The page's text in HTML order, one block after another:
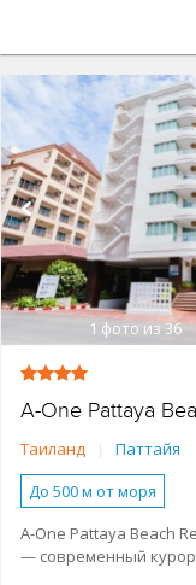
1 фото из 36
Таиланд
Паттайя
До 500 м от моря
Наличие
инфраструктуры
A-One Pattaya Beach
— современный